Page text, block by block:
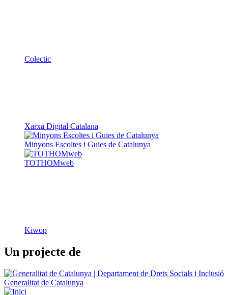
Colectic
Generalitat de Catalunya
Peu
Butlletins
Contacte
Avís legal
Política de cookies